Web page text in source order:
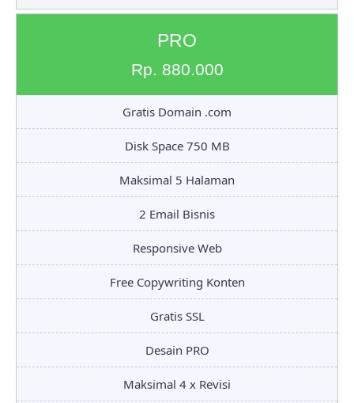
PRO
Rp. 880.000
Gratis Domain .com
Disk Space 750 MB
Maksimal 5 Halaman
2 Email Bisnis
Responsive Web
Free Copywriting Konten
Gratis SSL
Desain PRO
Maksimal 4 x Revisi